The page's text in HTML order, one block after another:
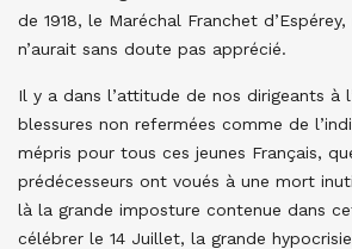
de 1918, le Maréchal Franchet
n’aurait sans doute pas apprécié.
Il y a dans l’attitude de nos dirigeants à
blessures non refermées comme de
mépris pour tous ces jeunes Français,
prédécesseurs ont voués à une mort
là la grande imposture contenue dans
célébrer le 14 Juillet, la grande